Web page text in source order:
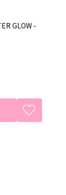
GLOW -